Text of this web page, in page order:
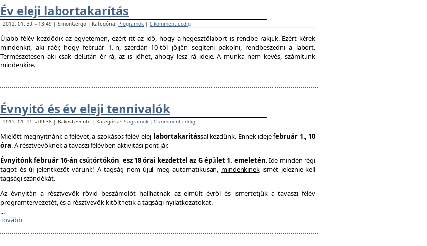
Év eleji labortakarítás
2012. 01. 30. - 13:49 | SimonGergo | Kategória: Programok | 0 komment eddig
Újabb félév kezdődik az egyetemen, ezért itt az idő, hogy a hegesztőlabort is rendbe rakjuk. Ezért kérek
mindenkit, aki ráér, hogy február 1.-n, szerdán 10-től jöjjön segíteni pakolni, rendbeszedni a labort.
Természetesen aki csak délután ér rá, az is jöhet, ahogy lesz rá ideje. A munka nem kevés, számítunk
mindenkire.
Évnyitó és év eleji tennivalók
2012. 01. 21. - 09:38 | BakosLevente | Kategória: Programok | 0 komment eddig
Mielőtt megnyitnánk a félévet, a szokásos félév eleji labortakarítással kezdünk. Ennek idejefebruár 1., 10
óra. A résztvevőknek a tavaszi félévben aktivitási pont jár.
Évnyitónk február 16-án csütörtökön lesz 18 órai kezdettel az G épület 1. emeletén. Ide minden régi
tagot és új jelentkezőt várunk! A tagság nem újul meg automatikusan, mindenkinekismét jeleznie kell
tagsági szándékát.
Az évnyitón a résztvevők rövid beszámolót hallhatnak az elmúlt évről és ismertetjük a tavaszi félév
programtervezetét, és a résztvevők kitölthetik a tagsági nyilatkozatokat.
...
Tovább